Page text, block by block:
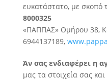
ευκατάστατο, με
8000325
«ΠΑΠΠΑΣ» Ομήρου 38,
6944137189,
Άν σας ενδιαφέρει η
μας τα στοιχεία σας